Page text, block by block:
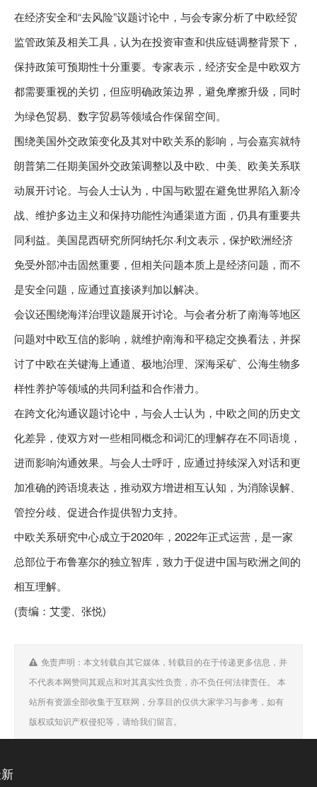
在经济安全和“去风险”议题讨论中，与会专家分析了中欧经贸
监管政策及相关工具，认为在投资审查和供应链调整背景下，
保持政策可预期性十分重要。专家表示，经济安全是中欧双方
都需要重视的关切，但应明确政策边界，避免摩擦升级，同时
为绿色贸易、数字贸易等领域合作保留空间。
围绕美国外交政策变化及其对中欧关系的影响，与会嘉宾就特
朗普第二任期美国外交政策调整以及中欧、中美、欧美关系联
动展开讨论。与会人士认为，中国与欧盟在避免世界陷入新冷
战、维护多边主义和保持功能性沟通渠道方面，仍具有重要共
同利益。美国昆西研究所阿纳托尔·利文表示，保护欧洲经济
免受外部冲击固然重要，但相关问题本质上是经济问题，而不
是安全问题，应通过直接谈判加以解决。
会议还围绕海洋治理议题展开讨论。与会者分析了南海等地区
问题对中欧互信的影响，就维护南海和平稳定交换看法，并探
讨了中欧在关键海上通道、极地治理、深海采矿、公海生物多
样性养护等领域的共同利益和合作潜力。
在跨文化沟通议题讨论中，与会人士认为，中欧之间的历史文
化差异，使双方对一些相同概念和词汇的理解存在不同语境，
进而影响沟通效果。与会人士呼吁，应通过持续深入对话和更
加准确的跨语境表达，推动双方增进相互认知，为消除误解、
管控分歧、促进合作提供智力支持。
中欧关系研究中心成立于2020年，2022年正式运营，是一家
总部位于布鲁塞尔的独立智库，致力于促进中国与欧洲之间的
相互理解。
(责编：艾雯、张悦)
免责声明：本文转载自其它媒体，转载目的在于传递更多信息，并
不代表本网赞同其观点和对其真实性负责，亦不负任何法律责任。 本
站所有资源全部收集于互联网，分享目的仅供大家学习与参考，如有
版权或知识产权侵犯等，请给我们留言。